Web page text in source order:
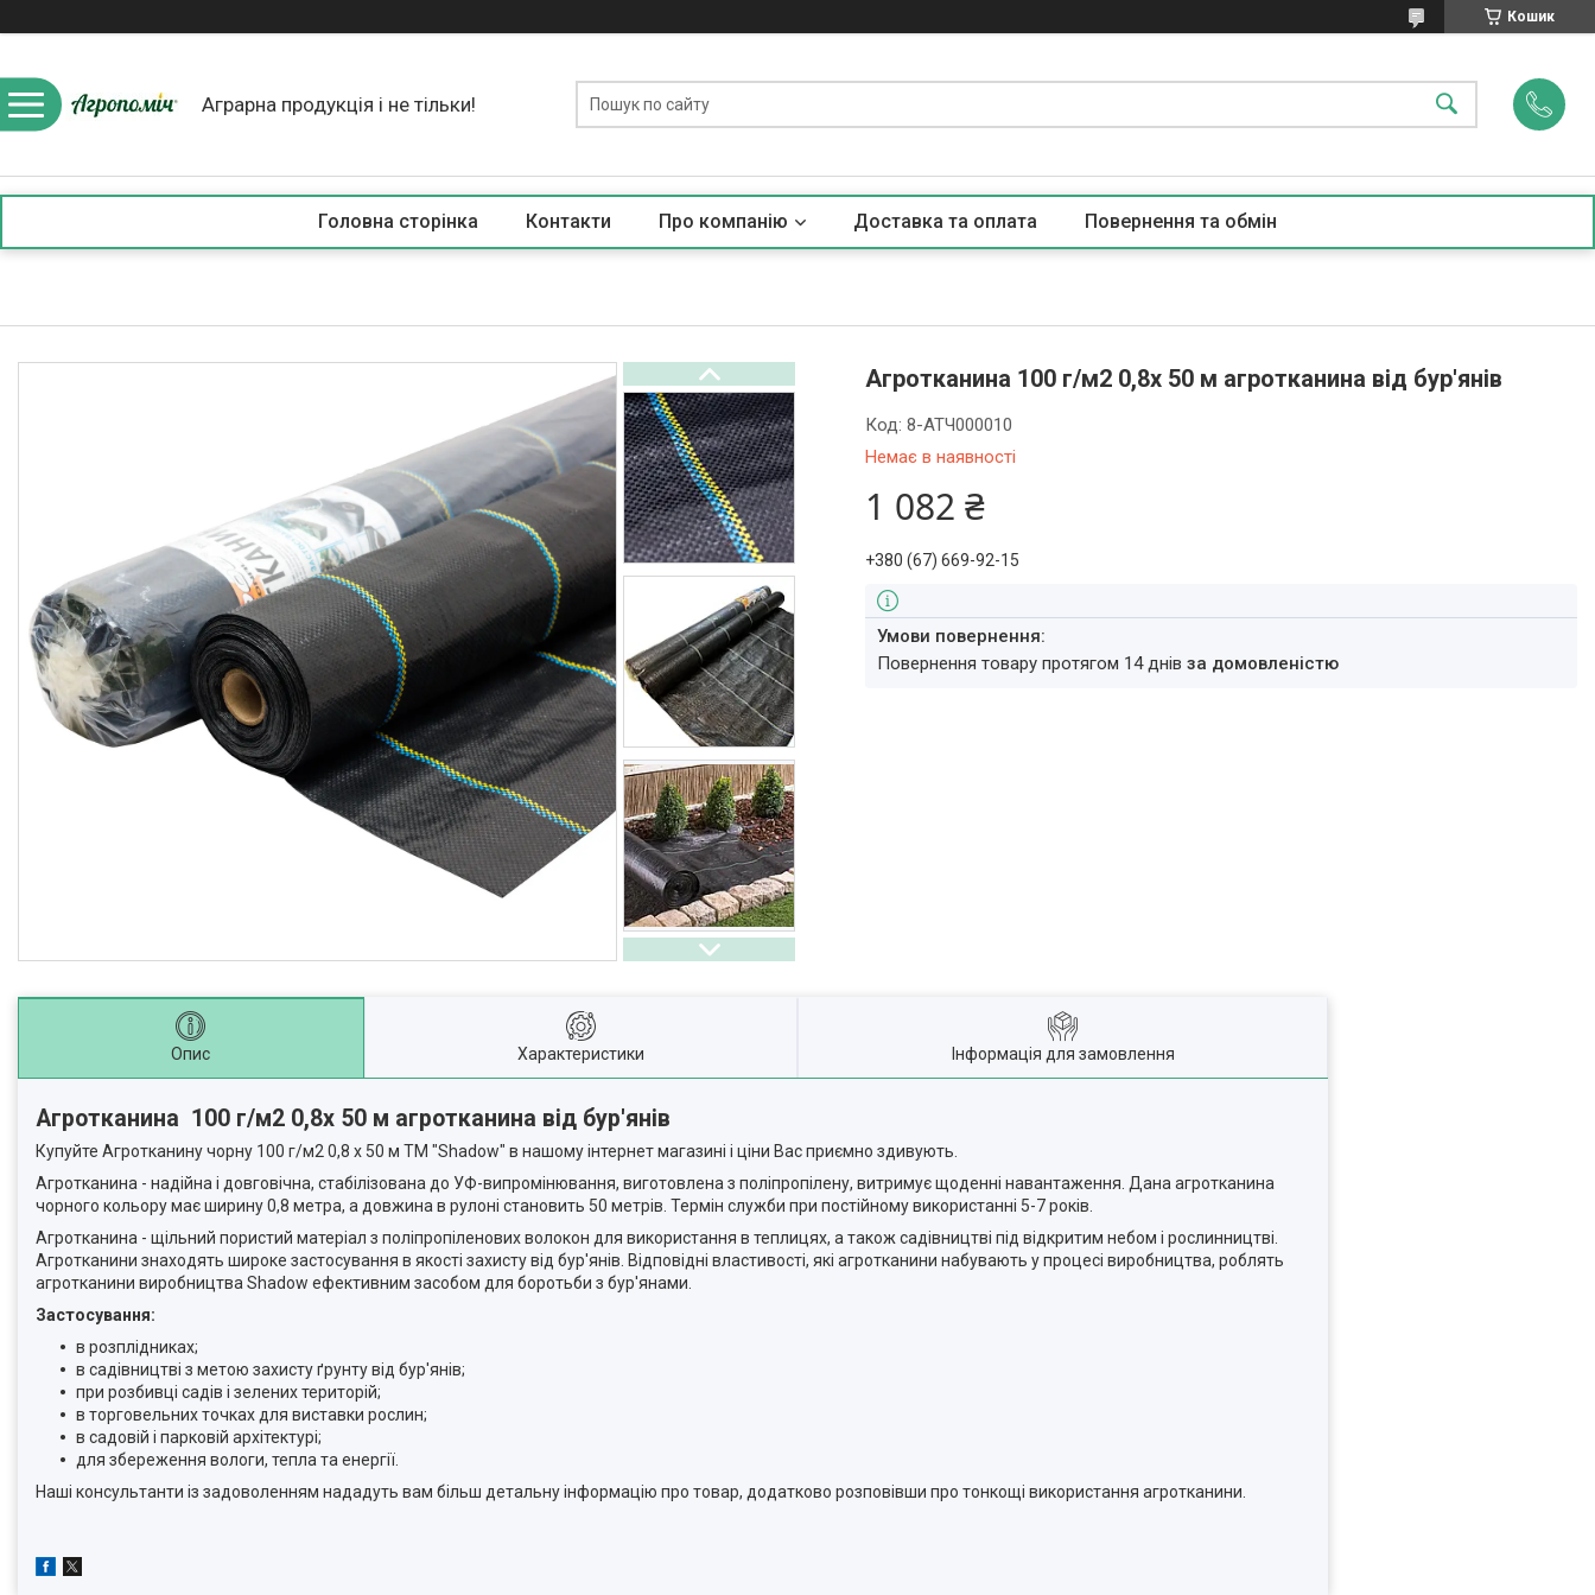
Кошик
Аграрна продукція і не тільки!
Головна сторінка Контакти Про компанію Доставка та оплата Повернення та обмін
Агротканина 100 г/м2 0,8х 50 м агротканина від бур'янів
Немає в наявності
Код:8-АТЧ000010
1 082 ₴
+380 (67) 669-92-15
повернення товару протягом 14 днівза домовленістю
Опис Характеристики Інформація для замовлення
Агротканина 100 г/м2 0,8х 50 м агротканина від бур'янів
Купуйте Агротканину чорну 100 г/м2 0,8 х 50 м ТМ "Shadow" в нашому інтернет магазині і ціни Вас приємно здивують.
Агротканина - надійна і довговічна, стабілізована до УФ-випромінювання, виготовлена з поліпропілену, витримує щоденні навантаження. Дана агротканина
чорного кольору має ширину 0,8 метра, а довжина в рулоні становить 50 метрів. Термін служби при постійному використанні 5-7 років.
Агротканина - щільний пористий матеріал з поліпропіленових волокон для використання в теплицях, а також садівництві під відкритим небом і рослинництві.
Агротканини знаходять широке застосування в якості захисту від бур'янів. Відповідні властивості, які агротканини набувають у процесі виробництва, роблять
агротканини виробництва Shadow ефективним засобом для боротьби з бур'янами.
Застосування:
в розплідниках;
в садівництві з метою захисту ґрунту від бур'янів;
при розбивці садів і зелених територій;
в торговельних точках для виставки рослин;
в садовій і парковій архітектурі;
для збереження вологи, тепла та енергії.
Наші консультанти із задоволенням нададуть вам більш детальну інформацію про товар, додатково розповівши про тонкощі використання агротканини.